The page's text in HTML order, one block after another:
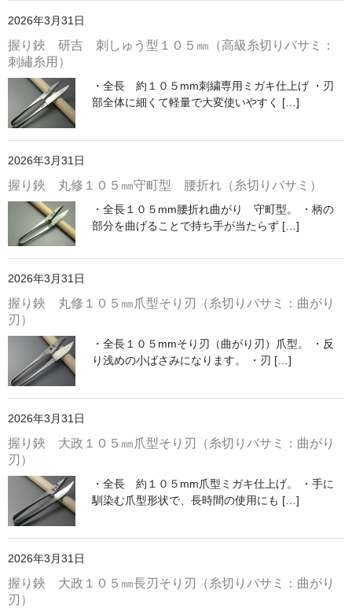
2026年3月31日
握り鋏 研吉 刺しゅう型１０５㎜（高級糸切りバサミ：
刺繡糸用）
・全長 約１０５mm刺繍専用ミガキ仕上げ ・刃
部全体に細くて軽量で大変使いやすく […]
2026年3月31日
握り鋏 丸修１０５㎜守町型 腰折れ（糸切りバサミ）
・全長１０５mm腰折れ曲がり 守町型。 ・柄の
部分を曲げることで持ち手が当たらず […]
2026年3月31日
握り鋏 丸修１０５㎜爪型そり刃（糸切りバサミ：曲がり
刃）
・全長１０５mmそり刃（曲がり刃）爪型。 ・反
り浅めの小ばさみになります。 ・刃 […]
2026年3月31日
握り鋏 大政１０５㎜爪型そり刃（糸切りバサミ：曲がり
刃）
・全長 約１０５mm爪型ミガキ仕上げ。 ・手に
馴染む爪型形状で、長時間の使用にも […]
2026年3月31日
握り鋏 大政１０５㎜長刃そり刃（糸切りバサミ：曲がり
刃）